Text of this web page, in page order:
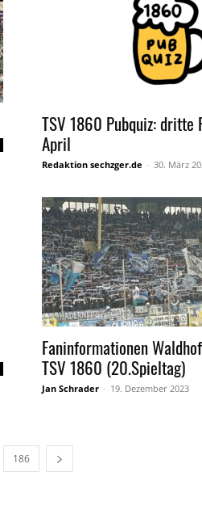
TSV 1860 Pubquiz: dritte
April
Redaktion sechzger.de - 30. März
Faninformationen
TSV 1860 (20.Spieltag)
Jan Schrader - 19. Dezember 2023
186